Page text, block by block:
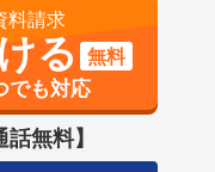
料請求
る 無料
でも対応
無料】